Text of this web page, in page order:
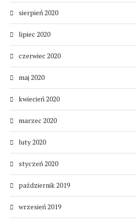
sierpień 2020
lipiec 2020
czerwiec 2020
maj 2020
kwiecień 2020
marzec 2020
luty 2020
styczeń 2020
październik 2019
wrzesień 2019